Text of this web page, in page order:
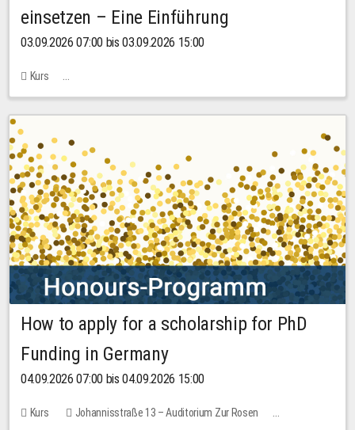
einsetzen – Eine Einführung
03.09.2026 07:00 bis 03.09.2026 15:00
Kurs
Bachstraße 18k - SR 102 (Seminarraum Servicestelle LehreLernen)
How to apply for a scholarship for PhD
Funding in Germany
04.09.2026 07:00 bis 04.09.2026 15:00
Kurs
Johannisstraße 13 – Auditorium Zur Rosen